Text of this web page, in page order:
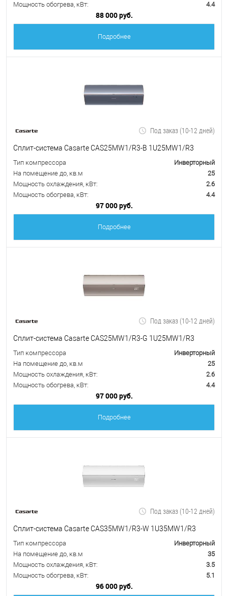
Мощность обогрева, кВт:
4.4
88 000 руб.
Подробнее
Под заказ (10-12 дней)
Сплит-система Casarte CAS25MW1/R3-B 1U25MW1/R3
Тип компрессора
Инверторный
На помещение до, кв.м
25
Мощность охлаждения, кВт:
2.6
Мощность обогрева, кВт:
4.4
97 000 руб.
Подробнее
Под заказ (10-12 дней)
Сплит-система Casarte CAS25MW1/R3-G 1U25MW1/R3
Тип компрессора
Инверторный
На помещение до, кв.м
25
Мощность охлаждения, кВт:
2.6
Мощность обогрева, кВт:
4.4
97 000 руб.
Подробнее
Под заказ (10-12 дней)
Сплит-система Casarte CAS35MW1/R3-W 1U35MW1/R3
Тип компрессора
Инверторный
На помещение до, кв.м
35
Мощность охлаждения, кВт:
3.5
Мощность обогрева, кВт:
5.1
96 000 руб.